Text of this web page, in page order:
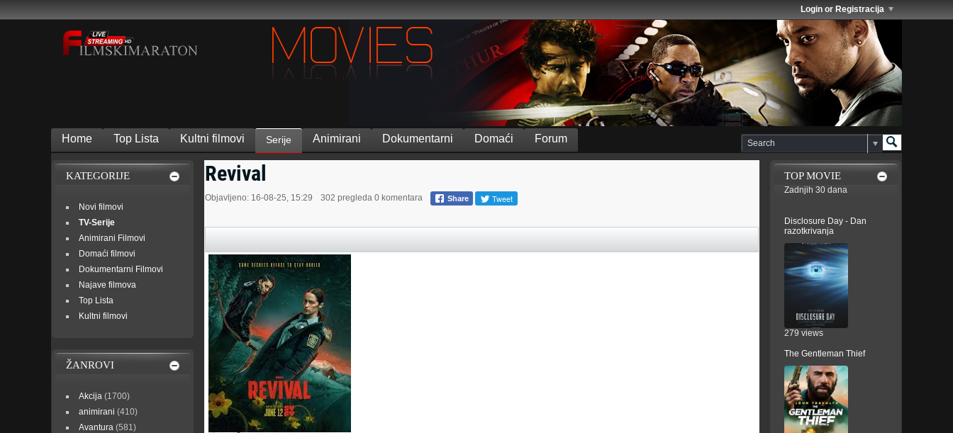
Login or Registracija
Home Top Lista Kultni filmovi Serije Animirani Dokumentarni Domaći Forum
Revival
Objavljeno: 16-08-25, 15:29 302 pregleda 0 komentara Share Tweet
KATEGORIJE
Novi filmovi
TV-Serije
Animirani Filmovi
Domaći filmovi
Dokumentarni Filmovi
Najave filmova
Top Lista
Kultni filmovi
ŽANROVI
Akcija(1700)
animirani (410)
Avantura(581)
TOP MOVIE
Zadnjih 30 dana
Disclosure Day - Dan
razotkrivanja
279 views
The Gentleman Thief